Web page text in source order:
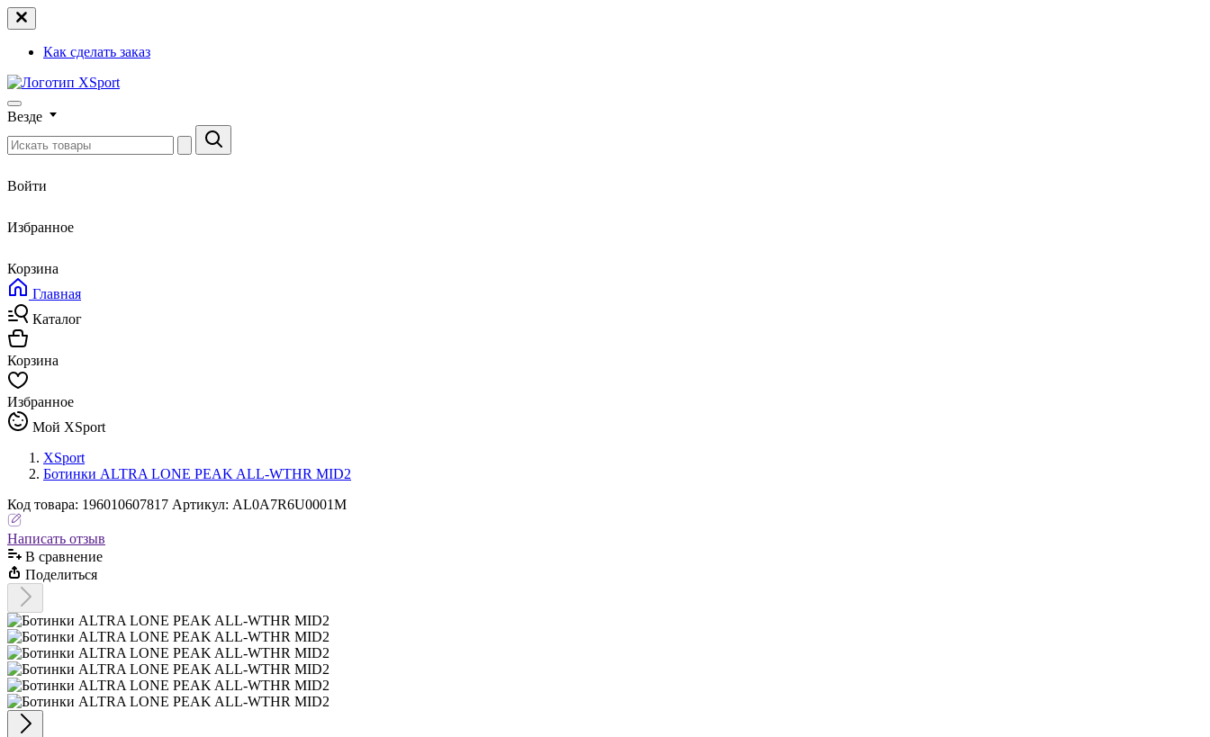
Как сделать заказ
Везде
Войти
Избранное
Корзина
Главная
Каталог
Корзина
Избранное
Мой XSport
XSport
Ботинки ALTRA LONE PEAK ALL-WTHR MID2
Код товара: 196010607817 Артикул: AL0A7R6U0001M
Написать отзыв
В сравнениe
Поделиться